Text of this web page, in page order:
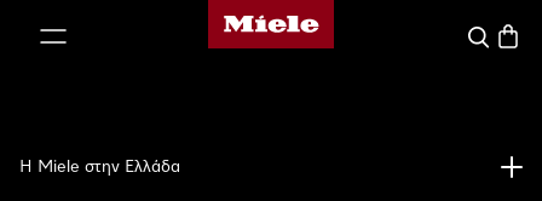
Αρχική σελίδα της Miele
Η Miele στην Ελλάδα